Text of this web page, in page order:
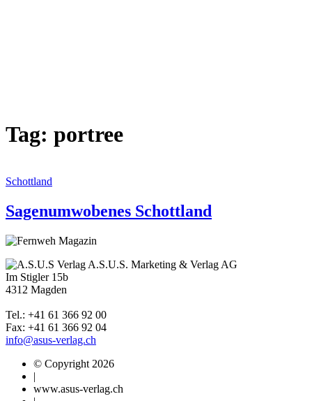
Tag: portree
Schottland
Sagenumwobenes Schottland
A.S.U.S. Marketing & Verlag AG
Im Stigler 15b
4312 Magden
Tel.: +41 61 366 92 00
Fax: +41 61 366 92 04
info@asus-verlag.ch
© Copyright 2026
|
www.asus-verlag.ch